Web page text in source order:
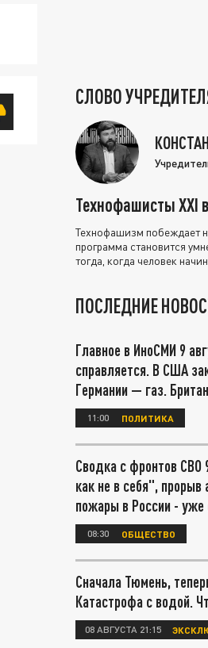
СЛОВО
Технофашисты XXI
Технофашизм побеждает
программа становится
тогда, когда человек
ПОСЛЕДНИЕ
Главное в ИноСМИ 9
справляется. В США
Германии — газ.
11:00 ПОЛИТИКА
Сводка с фронтов
как не в себя",
пожары в России - уже
08:30 ОБЩЕСТВО
Сначала Тюмень,
Катастрофа с водой.
08 АВГУСТА 21:15